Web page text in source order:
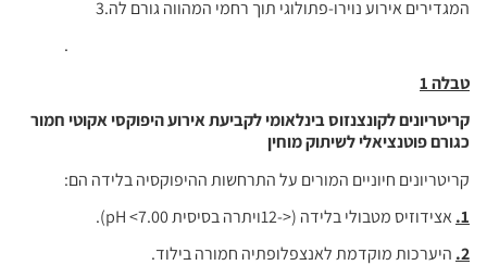
המגדירים אירוע נוירו-פתולוגי תוך רחמי המהווה גורם לה.3
.
טבלה 1
קריטריונים לקונצנזוס בינלאומי לקביעת אירוע היפוקסי אקוטי חמור
כגורם פוטנציאלי לשיתוק מוחין
קריטריונים חיוניים המורים על התרחשות ההיפוקסיה בלידה הם:
1. אצידוזיס מטבולי בלידה (<-12ויתרה בסיסית pH <7.00).
2. היערכות מוקדמת לאנצפלופתיה חמורה בילוד.